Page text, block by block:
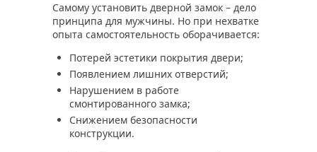
Самому установить дверной замок – дело
принципа для мужчины. Но при нехватке
опыта самостоятельность оборачивается:
Потерей эстетики покрытия двери;
Появлением лишних отверстий;
Нарушением в работе
смонтированного замка;
Снижением безопасности
конструкции.